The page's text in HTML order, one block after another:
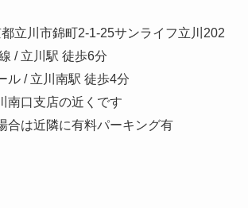
立川市錦町2-1-25サンライフ立川202
/ 立川駅 徒歩6分
ル / 立川南駅 徒歩4分
南口支店の近くです
合は近隣に有料パーキング有